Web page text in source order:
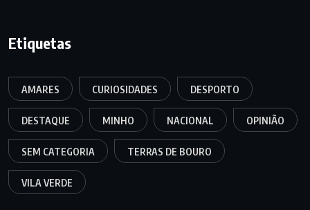
Etiquetas
AMARES CURIOSIDADES DESPORTO
DESTAQUE MINHO NACIONAL OPINIÃO
SEM CATEGORIA TERRAS DE BOURO
VILA VERDE